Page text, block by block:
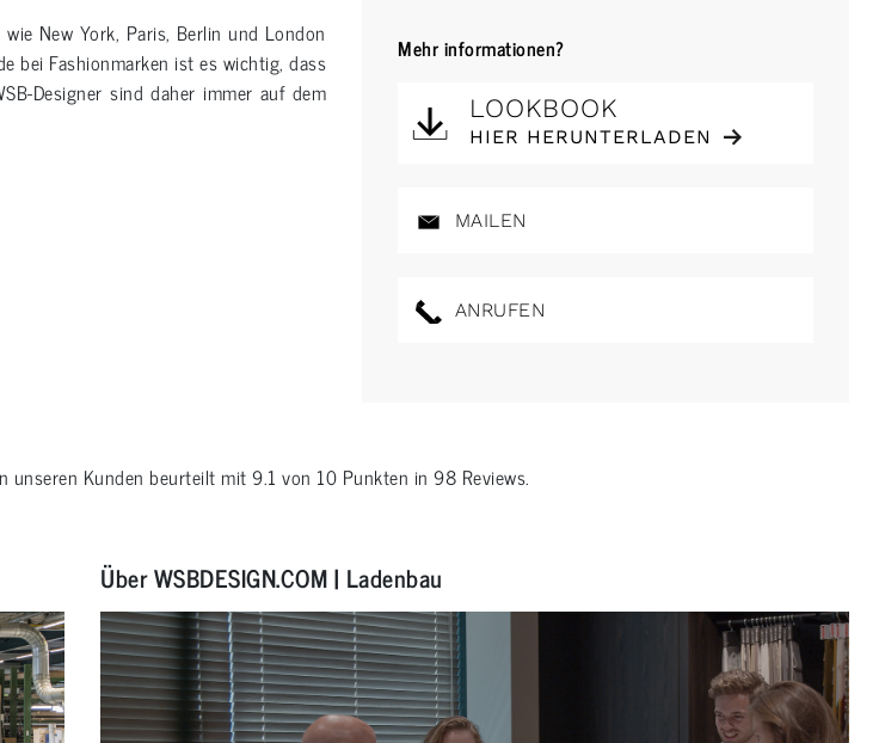
New York, Paris, Berlin und London
bei Fashionmarken ist es wichtig, dass
Designer sind daher immer auf dem
Mehr informationen?
LOOKBOOK
HIER HERUNTERLADEN
MAILEN
ANRUFEN
unseren Kunden beurteilt mit9.1 von 10 Punkten in 98 Reviews.
Über WSBDESIGN.COM | Ladenbau